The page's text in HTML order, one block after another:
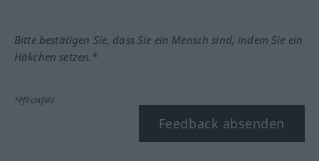
Bitte bestätigen Sie, dass Sie ein Mensch sind, indem Sie ein
Häkchen setzen.*
*Pflichtfeld
Feedback absenden